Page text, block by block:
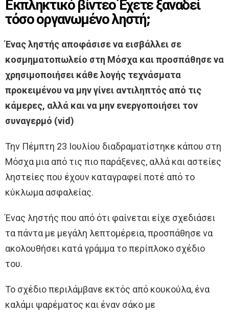
Εκπληκτικό βίντεο Έχετε ξαναδεί
τόσο οργανωμένο ληστή;
Ένας ληστής αποφάσισε να εισβάλλει σε
κοσμηματοπωλείο στη Μόσχα και προσπάθησε να
χρησιμοποιήσει κάθε λογής τεχνάσματα
προκειμένου να μην γίνει αντιληπτός από τις
κάμερες, αλλά και να μην ενεργοποιήσει τον
συναγερμό (vid)
Την Πέμπτη 23 Ιουλίου διαδραματίστηκε κάπου στη
Μόσχα μια από τις πιο παράξενες, αλλά και αστείες
ληστείες που έχουν καταγραφεί ποτέ από το
κύκλωμα ασφαλείας.
Ένας ληστής που από ότι φαίνεται είχε σχεδιάσει
τα πάντα με μεγάλη λεπτομέρεια, προσπάθησε να
ακολουθήσει κατά γράμμα το περίπλοκο σχέδιο
του.
Το σχέδιο περιλάμβανε εκτός από κουκούλα, ένα
καλάμι ψαρέματος και έναν σάκο με